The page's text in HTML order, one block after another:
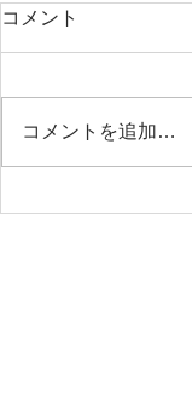
撮影日について①
コメント
コメントを追加…